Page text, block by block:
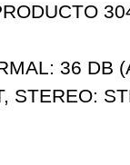
36 DB
STEREO: